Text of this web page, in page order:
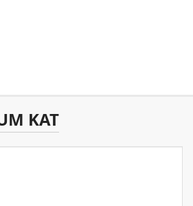
KAT